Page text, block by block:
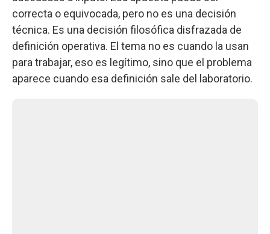
correcta o equivocada, pero no es una decisión
técnica. Es una decisión filosófica disfrazada de
definición operativa. El tema no es cuando la usan
para trabajar, eso es legítimo, sino que el problema
aparece cuando esa definición sale del laboratorio.